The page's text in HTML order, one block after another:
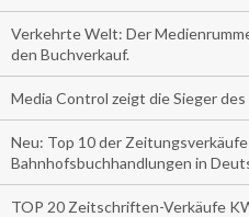
Verkehrte Welt: Der
den Buchverkauf.
Media Control zeigt die Sieger
Neu: Top 10 der
Bahnhofsbuchhandlungen in
TOP 20 Zeitschriften-Verkäufe